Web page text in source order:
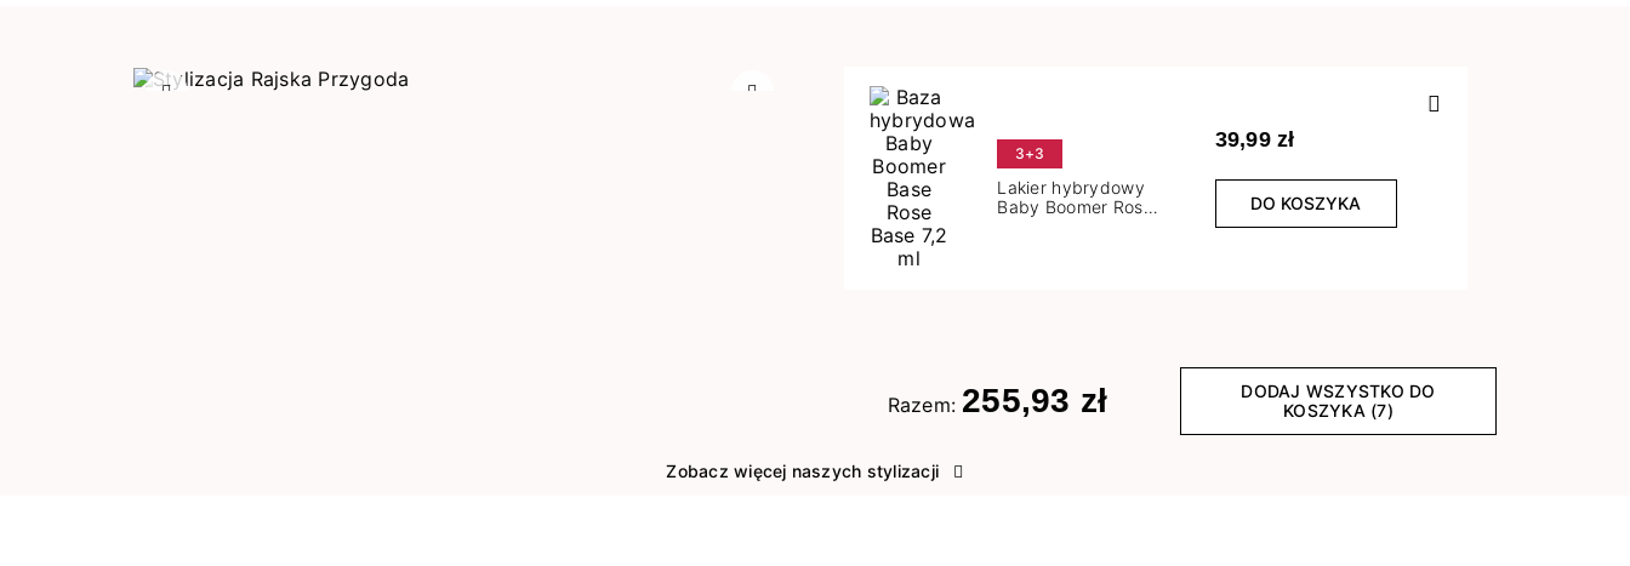
3+3
Lakier hybrydowy
Baby Boomer Rose
39,99 zł
DO KOSZYKA
Razem: 255,93 zł
DODAJ WSZYSTKO DO
KOSZYKA (7)
Zobacz więcej naszych stylizacji